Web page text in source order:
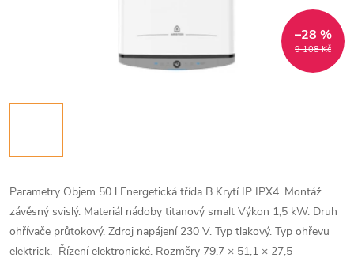
9 108 Kč
–28 %
Parametry Objem 50 l Energetická třída B Krytí IP IPX4. Montáž
závěsný svislý. Materiál nádoby titanový smalt Výkon 1,5 kW. Druh
ohřívače průtokový. Zdroj napájení 230 V. Typ tlakový. Typ ohřevu
elektrick. Řízení elektronické. Rozměry 79,7 × 51,1 × 27,5